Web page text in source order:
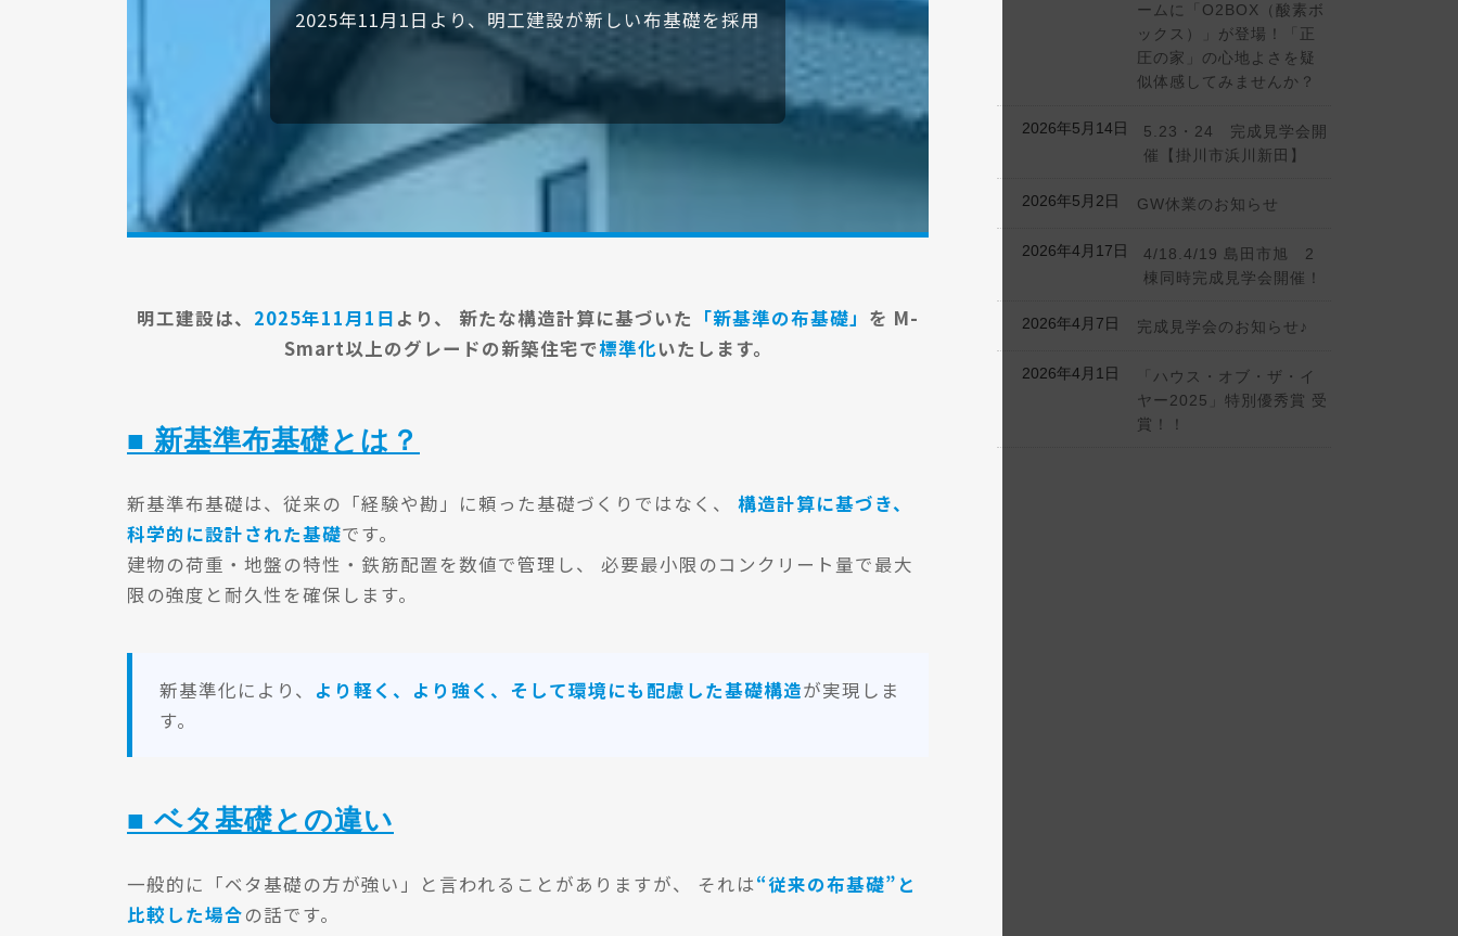
2025年11月1日より、明工建設が新しい布基礎を採用
明工建設は、 2025年11月1日 より、 新たな構造計算に基づいた 「新基準の布基礎」 を M-
Smart以上のグレードの新築住宅で標準化いたします。
■ 新基準布基礎とは？
新基準布基礎は、従来の「経験や勘」に頼った基礎づくりではなく、 構造計算に基づき、
科学的に設計された基礎です。
建物の荷重・地盤の特性・鉄筋配置を数値で管理し、 必要最小限のコンクリート量で最大
限の強度と耐久性を確保します。
新基準化により、 より軽く、より強く、そして環境にも配慮した基礎構造が実現しま
す。
■ ベタ基礎との違い
一般的に「ベタ基礎の方が強い」と言われることがありますが、 それは“従来の布基礎”と
比較した場合の話です。
ームに「O2BOX（酸素ボ
ックス）」が登場！「正
圧の家」の心地よさを疑
似体感してみませんか？
2026年5月14日
5.23・24 完成見学会開
催【掛川市浜川新田】
2026年5月2日 GW休業のお知らせ
2026年4月17日
4/18.4/19 島田市旭 2
棟同時完成見学会開催！
2026年4月7日 完成見学会のお知らせ♪
2026年4月1日
「ハウス・オブ・ザ・イ
ヤー2025」特別優秀賞 受
賞！！